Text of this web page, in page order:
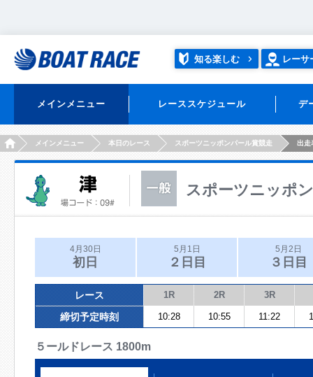
知る楽しむ レーサ
メインメニュー レーススケジュール デ
HOMEメインメニュー 本日のレース スポーツニッポンパール賞競走 出走
スポーツニッポ
4月30日
初日
5月1日
２日目
5月2日
３日目
レース 1R 2R 3R
締切予定時刻 10:28 10:55 11:22
５ールドレース 1800m